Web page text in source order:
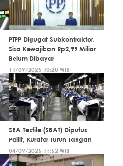
PTPP Digugat Subkontraktor,
Sisa Kewajiban Rp2,99 Miliar
Belum Dibayar
11/09/2025 10:20 WIB
SBA Textile (SBAT) Diputus
Pailit, Kurator Turun Tangan
04/09/2025 11:52 WIB